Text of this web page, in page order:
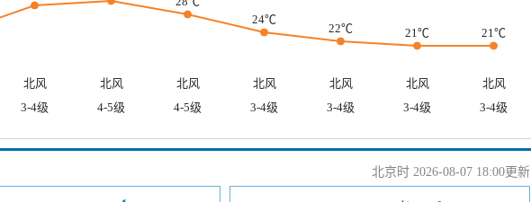
24℃
22℃ 21℃ 21℃
北风 北风 北风 北风 北风 北风
北风
3-4级 4-5级 4-5级 3-4级 3-4级 3-4级 3-4级
北京时 2026-08-07 18:00更新